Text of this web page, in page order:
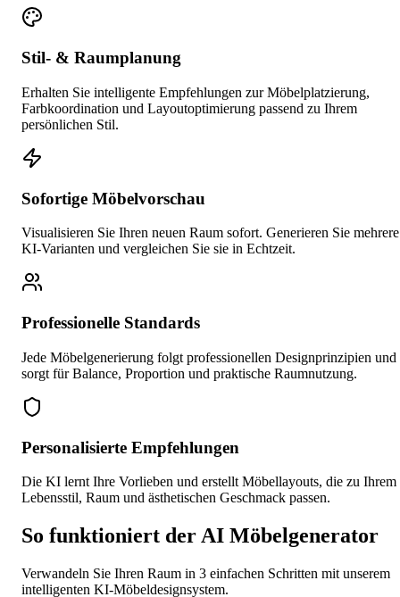
Stil- & Raumplanung
Erhalten Sie intelligente Empfehlungen zur Möbelplatzierung,
Farbkoordination und Layoutoptimierung passend zu Ihrem
persönlichen Stil.
Sofortige Möbelvorschau
Visualisieren Sie Ihren neuen Raum sofort. Generieren Sie mehrere
KI-Varianten und vergleichen Sie sie in Echtzeit.
Professionelle Standards
Jede Möbelgenerierung folgt professionellen Designprinzipien und
sorgt für Balance, Proportion und praktische Raumnutzung.
Personalisierte Empfehlungen
Die KI lernt Ihre Vorlieben und erstellt Möbellayouts, die zu Ihrem
Lebensstil, Raum und ästhetischen Geschmack passen.
So funktioniert der AI Möbelgenerator
Verwandeln Sie Ihren Raum in 3 einfachen Schritten mit unserem
intelligenten KI-Möbeldesignsystem.